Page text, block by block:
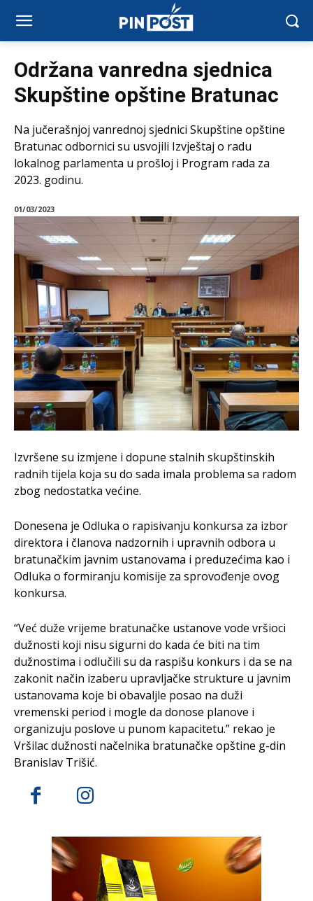
Održana vanredna sjednica
Skupštine opštine Bratunac
Na jučerašnjoj vanrednoj sjednici Skupštine opštine
Bratunac odbornici su usvojili Izvještaj o radu
lokalnog parlamenta u prošloj i Program rada za
2023. godinu.
01/03/2023
Izvršene su izmjene i dopune stalnih skupštinskih
radnih tijela koja su do sada imala problema sa radom
zbog nedostatka većine.
Donesena je Odluka o rapisivanju konkursa za izbor
direktora i članova nadzornih i upravnih odbora u
bratunačkim javnim ustanovama i preduzećima kao i
Odluka o formiranju komisije za sprovođenje ovog
konkursa.
“Već duže vrijeme bratunačke ustanove vode vršioci
dužnosti koji nisu sigurni do kada će biti na tim
dužnostima i odlučili su da raspišu konkurs i da se na
zakonit način izaberu upravljačke strukture u javnim
ustanovama koje bi obavaljle posao na duži
vremenski period i mogle da donose planove i
organizuju poslove u punom kapacitetu.” rekao je
Vršilac dužnosti načelnika bratunačke opštine g-din
Branislav Trišić.